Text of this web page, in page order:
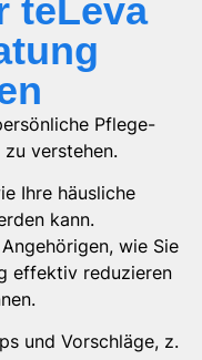
teLeva
Pflege-
verstehen.
Ihre häusliche
kann.
wie Sie
effektiv reduzieren
und Vorschläge, z.